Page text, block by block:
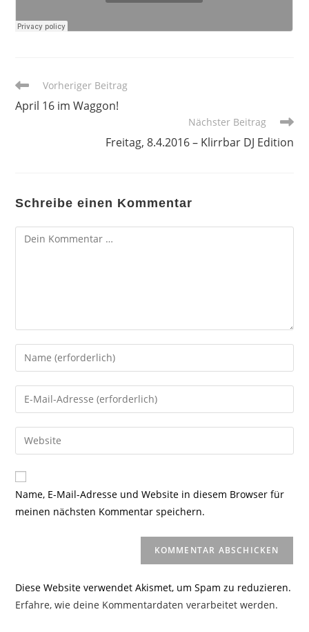
Weitere
ansehen
Vorheriger Beitrag
April 16 im Waggon!
Nächster Beitrag
Freitag, 8.4.2016 – Klirrbar DJ Edition
Schreibe einen Kommentar
Kommentar
Gib
deinen
Namen
oder
zum
Kommentieren
ein
Gib
deine
E-
Mail-
zum
Kommentieren
ein
Gib
deine
Website-
URL
Name, E-Mail-Adresse und Website in diesem Browser für
meinen nächsten Kommentar speichern.
Diese Website verwendet Akismet, um Spam zu reduzieren.
Erfahre, wie deine Kommentardaten verarbeitet werden.